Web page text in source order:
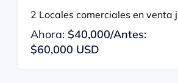
Ahora: $40,000/Antes:
$60,000 USD